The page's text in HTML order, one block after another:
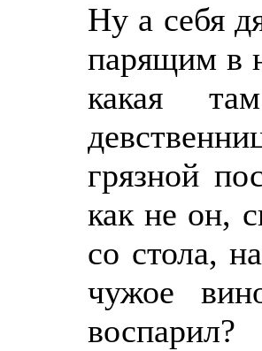
Ну а себя
парящим в
какая
грязной
как не он,
со стола,
чужое
воспарил?